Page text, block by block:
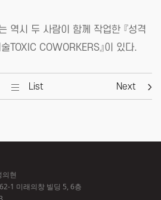
역시 두 사람이 함께 작업한 『성격
TOXIC COWORKERS』이 있다.
List Next
의현
1 미래의창 빌딩 5, 6층